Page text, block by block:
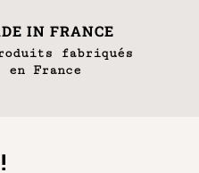
IN FRANCE
fabriqués
en France